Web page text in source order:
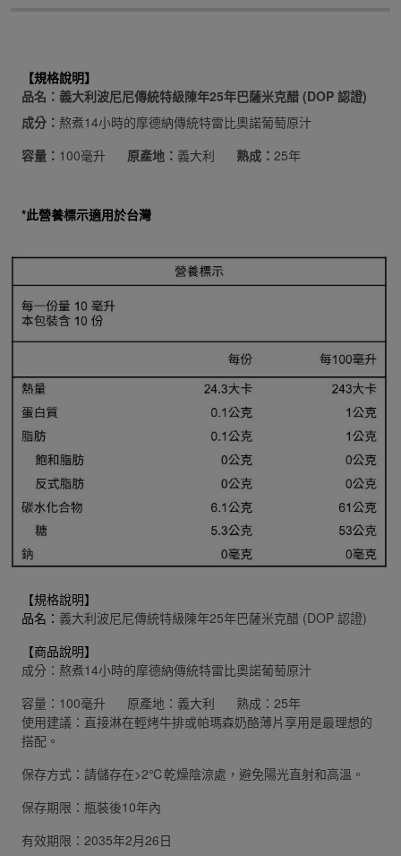
【規格說明】
品名：義大利波尼尼傳統特級陳年25年巴薩米克醋 (DOP 認證)
成分： 熬煮14小時的摩德納傳統特雷比奧諾葡萄原汁
容量： 100毫升 原產地： 義大利 熟成： 25年
*此營養標示適用於台灣
【規格說明】
品名： 義大利波尼尼傳統特級陳年25年巴薩米克醋 (DOP 認證)
【商品說明】
成分：熬煮14小時的摩德納傳統特雷比奧諾葡萄原汁
容量：100毫升 原產地：義大利 熟成：25年
使用建議：直接淋在輕烤牛排或帕瑪森奶酪薄片享用是最理想的
搭配。
保存方式：請儲存在>2℃乾燥陰涼處，避免陽光直射和高溫。
保存期限：瓶裝後10年內
有效期限：2035年2月26日